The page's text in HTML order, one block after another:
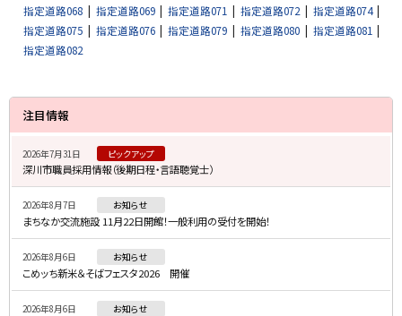
指定道路068
指定道路069 指定道路071 指定道路072
指定道路074
指定道路075
指定道路076 指定道路079 指定道路080
指定道路081
指定道路082
サ
イ
・
メ
ニ
ュ
ー
注目情報
2026年7月31日 ピックアップ
深川市職員採用情報（後期日程・言語聴覚士）
2026年8月7日 お知らせ
まちなか交流施設 11月22日開館！一般利用の受付を開始！
2026年8月6日 お知らせ
こめッち新米＆そばフェスタ2026 開催
2026年8月6日 お知らせ